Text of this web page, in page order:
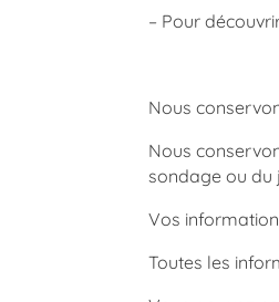
– Pour
Nous
Nous
sondage ou du
Vos
Toutes les